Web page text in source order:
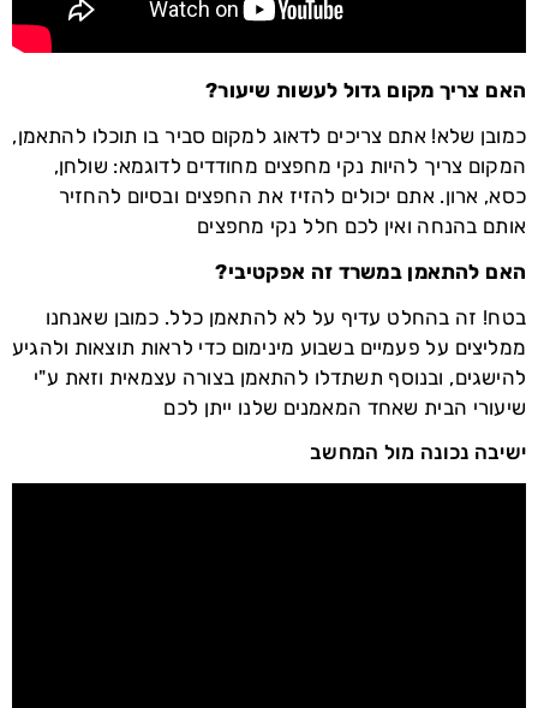
האם צריך מקום גדול לעשות שיעור?
כמובן שלא! אתם צריכים לדאוג למקום סביר בו תוכלו להתאמן,
המקום צריך להיות נקי מחפצים מחודדים לדוגמא: שולחן,
כסא, ארון. אתם יכולים להזיז את החפצים ובסיום להחזיר
אותם בהנחה ואין לכם חלל נקי מחפצים
האם להתאמן במשרד זה אפקטיבי?
בטח! זה בהחלט עדיף על לא להתאמן כלל. כמובן שאנחנו
ממליצים על פעמיים בשבוע מינימום כדי לראות תוצאות ולהגיע
להישגים, ובנוסף תשתדלו להתאמן בצורה עצמאית וזאת ע"י
שיעורי הבית שאחד המאמנים שלנו ייתן לכם
ישיבה נכונה מול המחשב